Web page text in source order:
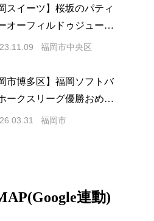
スイーツ】桜坂のパティ
オーフィルドゥジュール
ケーキ
福岡市中央区
市博多区】福岡ソフトバ
ークスリーグ優勝おめで
9/27パブリックビューイ
福岡市
連動)